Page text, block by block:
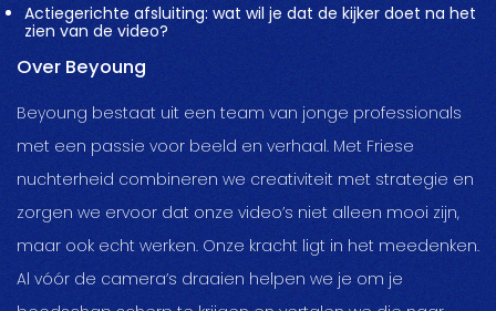
Actiegerichte afsluiting: wat wil je dat de kijker doet na het
zien van de video?
Over Beyoung
Beyoung bestaat uit een team van jonge professionals
met een passie voor beeld en verhaal. Met Friese
nuchterheid combineren we creativiteit met strategie en
zorgen we ervoor dat onze video’s niet alleen mooi zijn,
maar ook echt werken. Onze kracht ligt in het meedenken.
Al vóór de camera’s draaien helpen we je om je